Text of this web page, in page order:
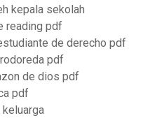
kepala sekolah
reading pdf
de derecho pdf
pdf
de dios pdf
pdf